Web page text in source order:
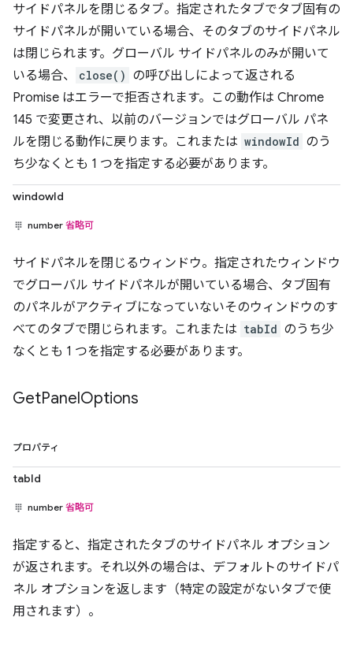
サイドパネルを閉じるタブ。指定されたタブでタブ固有の
サイドパネルが開いている場合、そのタブのサイドパネル
は閉じられます。グローバル サイドパネルのみが開いて
いる場合、
close() の呼び出しによって返される
Promise はエラーで拒否されます。この動作は Chrome
145 で変更され、以前のバージョンではグローバル パネ
ルを閉じる動作に戻ります。これまたは windowId のう
ち少なくとも 1 つを指定する必要があります。
windowId
number 省略可
サイドパネルを閉じるウィンドウ。指定されたウィンドウ
でグローバル サイドパネルが開いている場合、タブ固有
のパネルがアクティブになっていないそのウィンドウのす
べてのタブで閉じられます。これまたは tabId のうち少
なくとも 1 つを指定する必要があります。
GetPanelOptions
プロパティ
tabId
number 省略可
指定すると、指定されたタブのサイドパネル オプション
が返されます。それ以外の場合は、デフォルトのサイドパ
ネル オプションを返します（特定の設定がないタブで使
用されます）。